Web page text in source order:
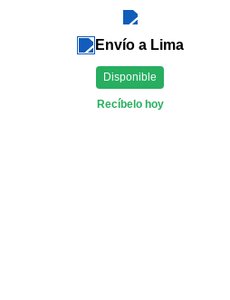
Envío a Lima
Disponible
Recíbelo hoy